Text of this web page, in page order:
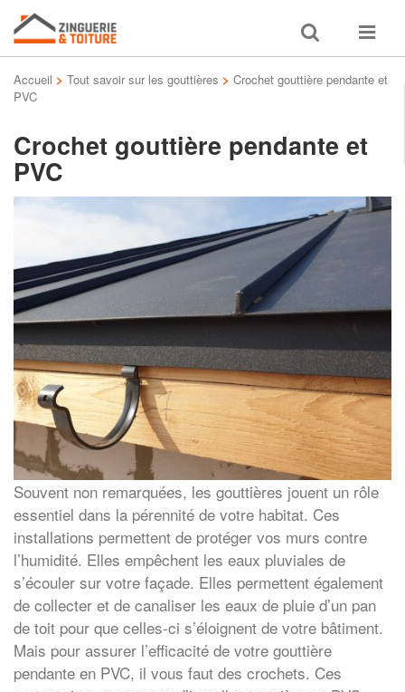
Toggle
search
Toggle
Accueil > Tout savoir sur les gouttières > Crochet gouttière pendante et
PVC
Crochet gouttière pendante et
PVC
Souvent non remarquées, les gouttières jouent un rôle
essentiel dans la pérennité de votre habitat. Ces
installations permettent de protéger vos murs contre
l’humidité. Elles empêchent les eaux pluviales de
s’écouler sur votre façade. Elles permettent également
de collecter et de canaliser les eaux de pluie d’un pan
de toit pour que celles-ci s’éloignent de votre bâtiment.
Mais pour assurer l’efficacité de votre gouttière
pendante en PVC, il vous faut des crochets. Ces